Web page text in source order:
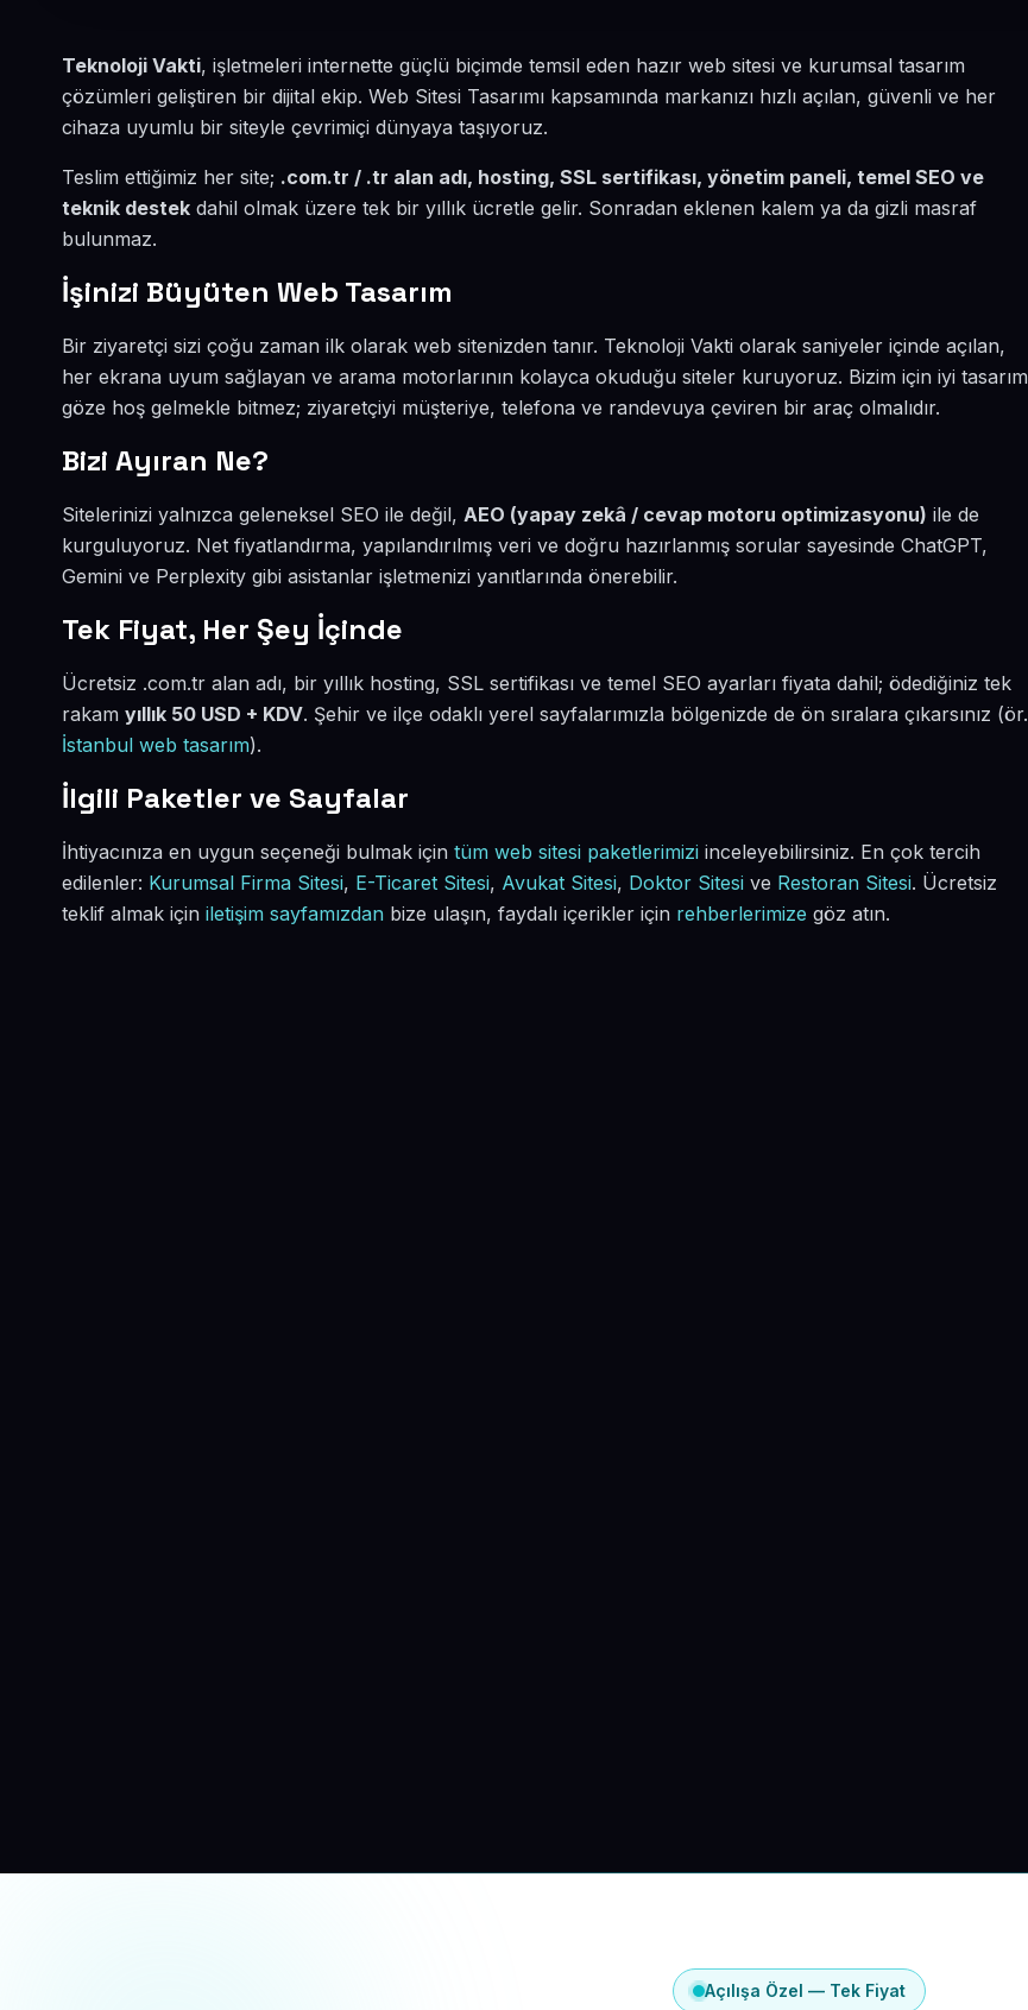
Teknoloji Vakti, işletmeleri internette güçlü biçimde temsil eden hazır web sitesi ve kurumsal tasarım
çözümleri geliştiren bir dijital ekip. Web Sitesi Tasarımı kapsamında markanızı hızlı açılan, güvenli ve her
cihaza uyumlu bir siteyle çevrimiçi dünyaya taşıyoruz.
Teslim ettiğimiz her site; .com.tr / .tr alan adı, hosting, SSL sertifikası, yönetim paneli, temel SEO ve
teknik destek dahil olmak üzere tek bir yıllık ücretle gelir. Sonradan eklenen kalem ya da gizli masraf
bulunmaz.
İşinizi Büyüten Web Tasarım
Bir ziyaretçi sizi çoğu zaman ilk olarak web sitenizden tanır. Teknoloji Vakti olarak saniyeler içinde açılan,
her ekrana uyum sağlayan ve arama motorlarının kolayca okuduğu siteler kuruyoruz. Bizim için iyi tasarım
göze hoş gelmekle bitmez; ziyaretçiyi müşteriye, telefona ve randevuya çeviren bir araç olmalıdır.
Bizi Ayıran Ne?
Sitelerinizi yalnızca geleneksel SEO ile değil, AEO (yapay zekâ / cevap motoru optimizasyonu) ile de
kurguluyoruz. Net fiyatlandırma, yapılandırılmış veri ve doğru hazırlanmış sorular sayesinde ChatGPT,
Gemini ve Perplexity gibi asistanlar işletmenizi yanıtlarında önerebilir.
Tek Fiyat, Her Şey İçinde
Ücretsiz .com.tr alan adı, bir yıllık hosting, SSL sertifikası ve temel SEO ayarları fiyata dahil; ödediğiniz tek
rakam yıllık 50 USD + KDV. Şehir ve ilçe odaklı yerel sayfalarımızla bölgenizde de ön sıralara çıkarsınız (ör.
İstanbul web tasarım).
İlgili Paketler ve Sayfalar
İhtiyacınıza en uygun seçeneği bulmak için tüm web sitesi paketlerimizi inceleyebilirsiniz. En çok tercih
edilenler: Kurumsal Firma Sitesi, E-Ticaret Sitesi, Avukat Sitesi, Doktor Sitesi ve Restoran Sitesi. Ücretsiz
teklif almak için iletişim sayfamızdan bize ulaşın, faydalı içerikler için rehberlerimize göz atın.
Açılışa Özel — Tek Fiyat